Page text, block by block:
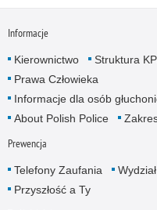
Informacje
Kierownictwo
Struktura
Prawa Człowieka
Informacje dla osób
About Polish Police
Prewencja
Telefony Zaufania
Przyszłość a Ty